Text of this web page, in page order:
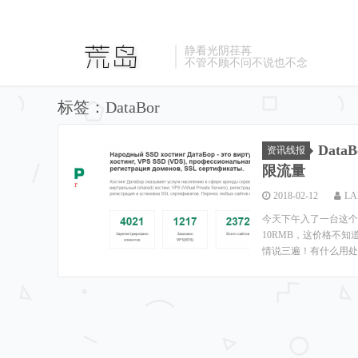
静看光阴荏苒
不管不顾不问不说也不念
标签：DataBor
资讯线报
限流量
2018-02-12
今天下午入了一台这
10RMB，这价格不知
情说三遍！有什么用